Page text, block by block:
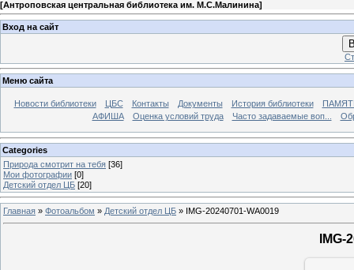
[Антроповская центральная библиотека им. М.С.Малинина]
Вход на сайт
Меню сайта
Новости библиотеки ЦБС Контакты Документы История библиотеки
АФИША
Оценка условий труда Часто задаваемые воп...
Categories
Природа смотрит на тебя [36]
Мои фотографии [0]
Детский отдел ЦБ [20]
Главная » Фотоальбом » Детский отдел ЦБ » IMG-20240701-WA0019